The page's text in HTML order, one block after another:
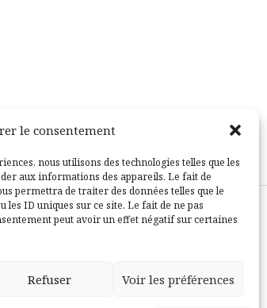
le consentement
nous utilisons des technologies telles que les
aux informations des appareils. Le fait de
permettra de traiter des données telles que le
ID uniques sur ce site. Le fait de ne pas
peut avoir un effet négatif sur certaines
Refuser Voir les préférences